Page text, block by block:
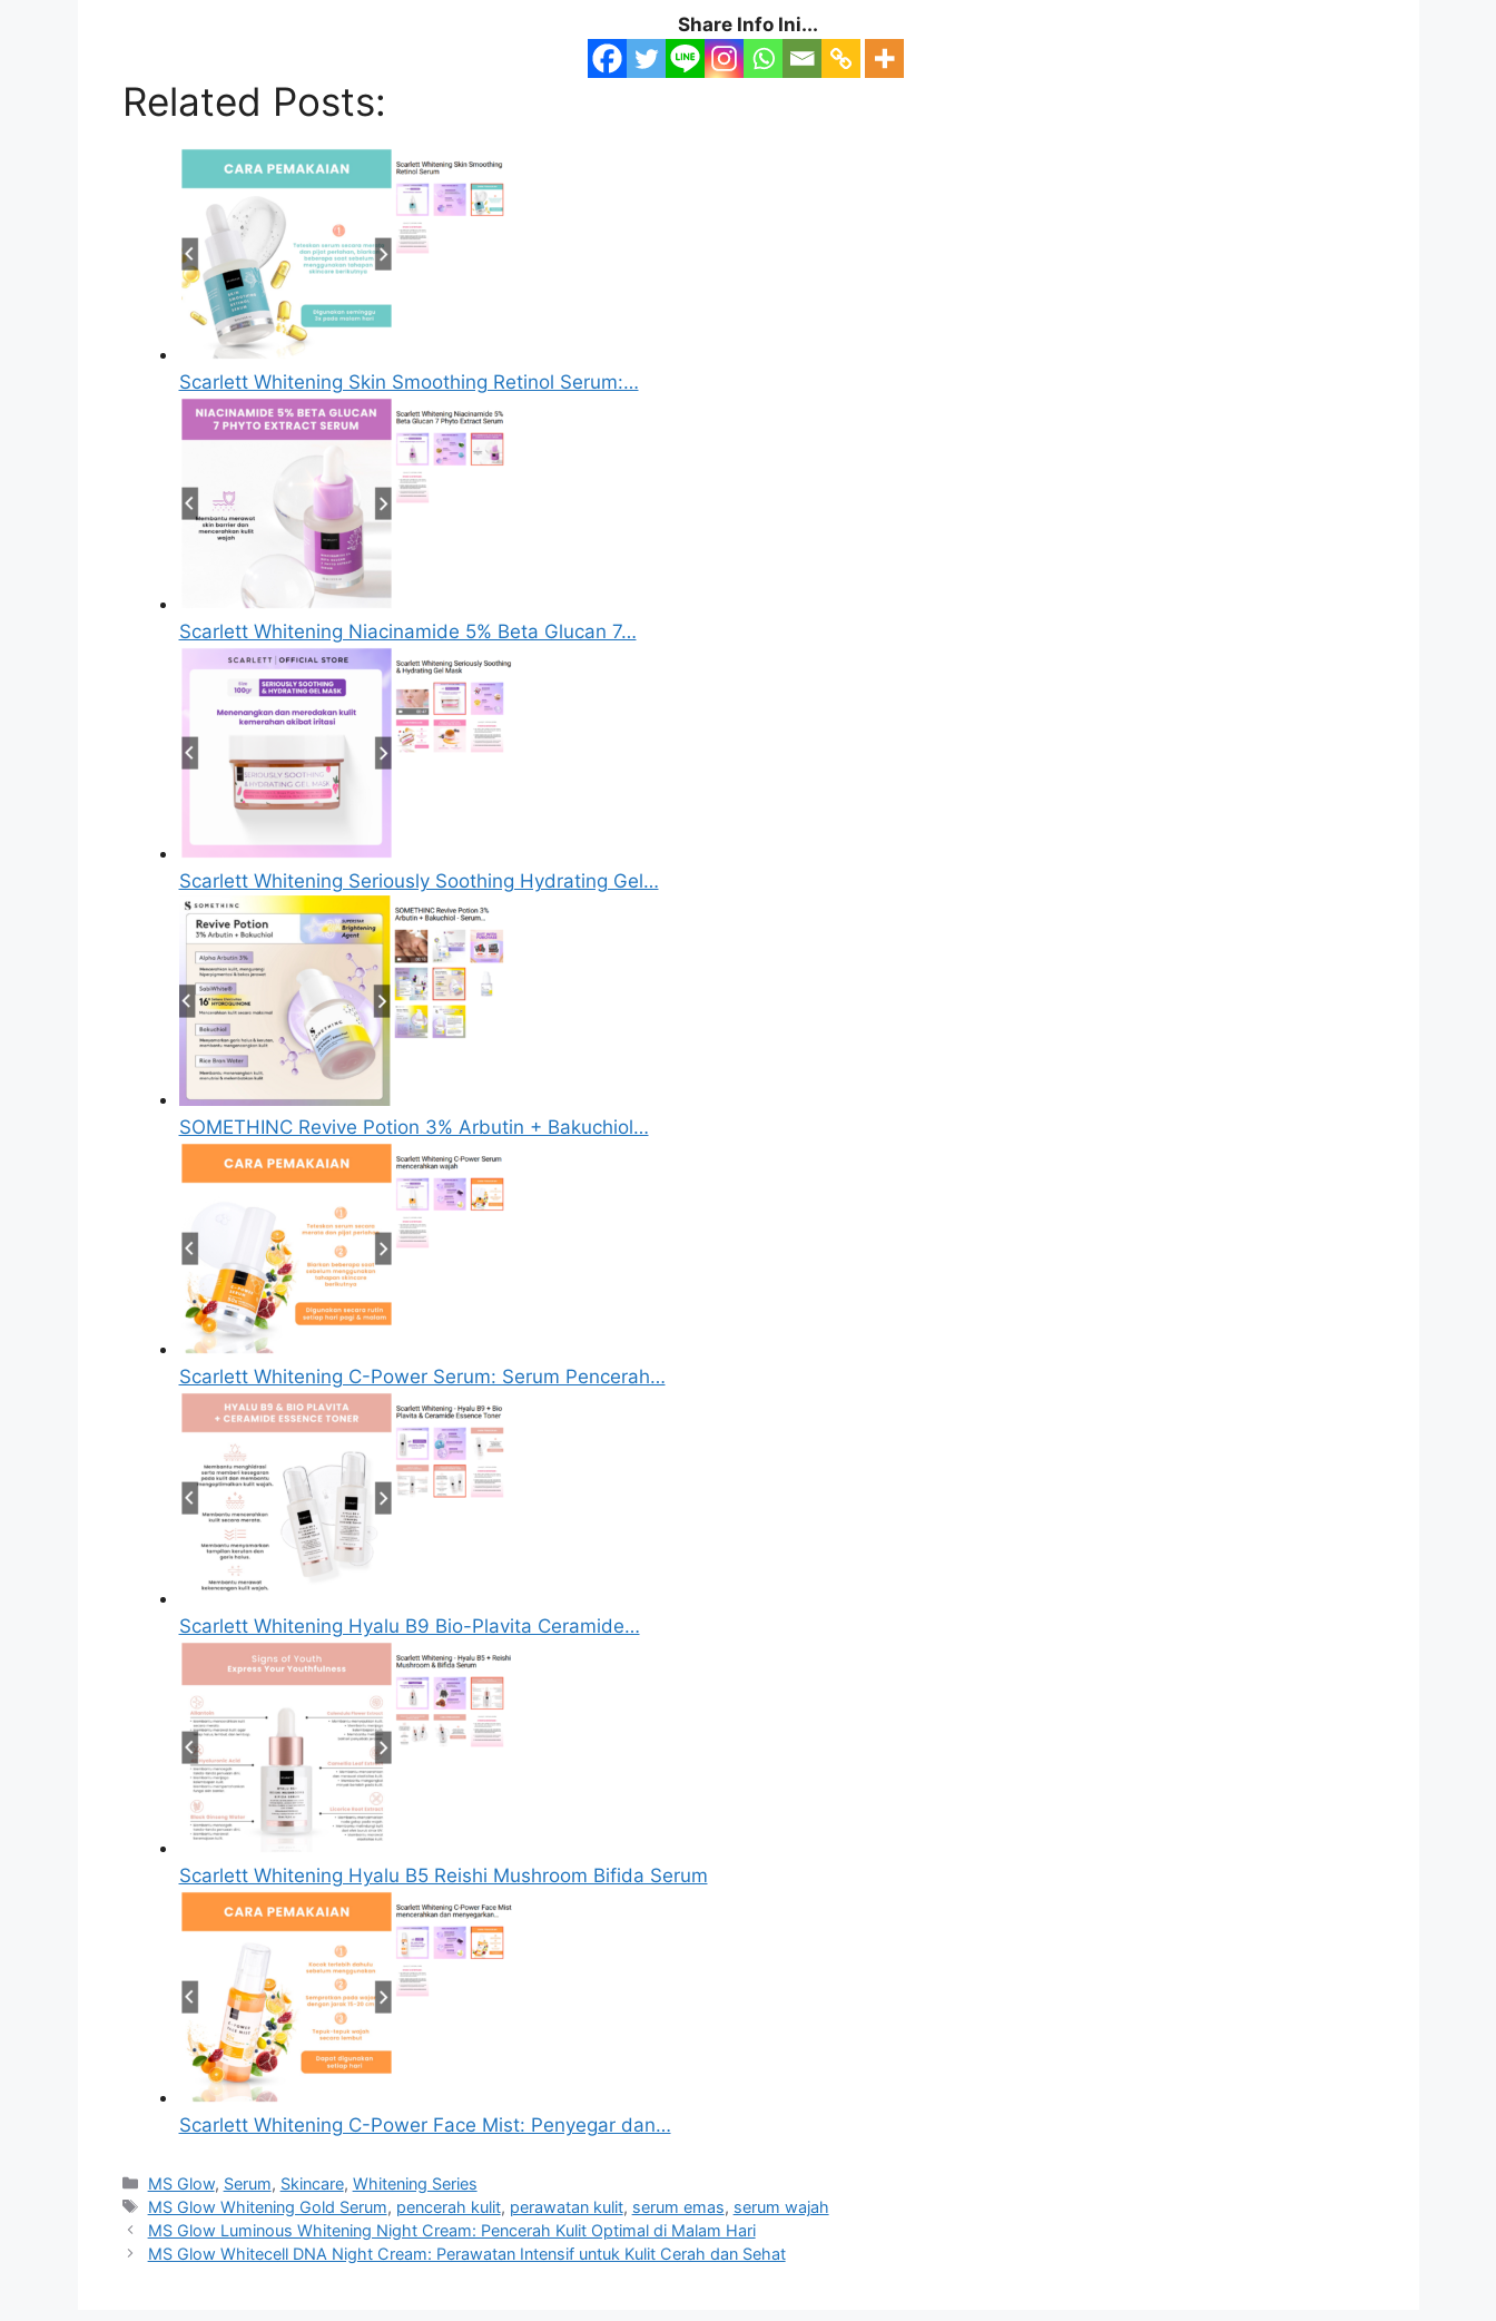
Share Info Ini...
Related Posts:
Scarlett Whitening Skin Smoothing Retinol Serum:…
Scarlett Whitening Niacinamide 5% Beta Glucan 7…
Scarlett Whitening Seriously Soothing Hydrating Gel…
SOMETHINC Revive Potion 3% Arbutin + Bakuchiol…
Scarlett Whitening C-Power Serum: Serum Pencerah…
Scarlett Whitening Hyalu B9 Bio-Plavita Ceramide…
Scarlett Whitening Hyalu B5 Reishi Mushroom Bifida Serum
Scarlett Whitening C-Power Face Mist: Penyegar dan…
Kategori
MS Glow, Serum, Skincare, Whitening Series
Tag
MS Glow Whitening Gold Serum, pencerah kulit, perawatan kulit, serum emas, serum wajah
MS Glow Luminous Whitening Night Cream: Pencerah Kulit Optimal di Malam Hari
MS Glow Whitecell DNA Night Cream: Perawatan Intensif untuk Kulit Cerah dan Sehat